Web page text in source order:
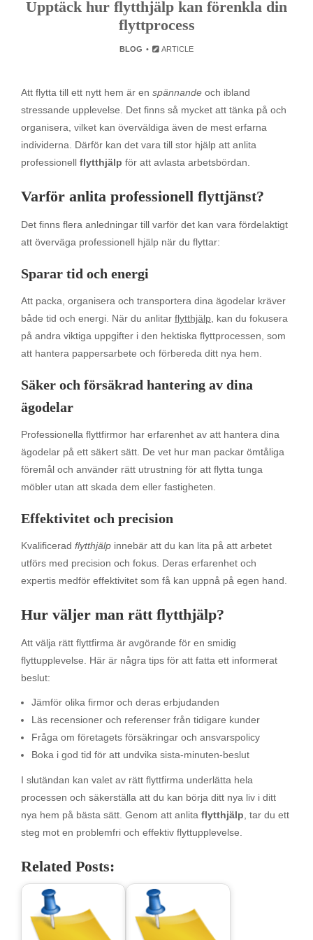
Upptäck hur flytthjälp kan förenkla din
flyttprocess
BLOG ARTICLE
Att flytta till ett nytt hem är en spännande och ibland
stressande upplevelse. Det finns så mycket att tänka på och
organisera, vilket kan överväldiga även de mest erfarna
individerna. Därför kan det vara till stor hjälp att anlita
professionell flytthjälp för att avlasta arbetsbördan.
Varför anlita professionell flyttjänst?
Det finns flera anledningar till varför det kan vara fördelaktigt
att överväga professionell hjälp när du flyttar:
Sparar tid och energi
Att packa, organisera och transportera dina ägodelar kräver
både tid och energi. När du anlitar flytthjälp , kan du fokusera
på andra viktiga uppgifter i den hektiska flyttprocessen, som
att hantera pappersarbete och förbereda ditt nya hem.
Säker och försäkrad hantering av dina
ägodelar
Professionella flyttfirmor har erfarenhet av att hantera dina
ägodelar på ett säkert sätt. De vet hur man packar ömtåliga
föremål och använder rätt utrustning för att flytta tunga
möbler utan att skada dem eller fastigheten.
Effektivitet och precision
Kvalificerad flytthjälp innebär att du kan lita på att arbetet
utförs med precision och fokus. Deras erfarenhet och
expertis medför effektivitet som få kan uppnå på egen hand.
Hur väljer man rätt flytthjälp?
Att välja rätt flyttfirma är avgörande för en smidig
flyttupplevelse. Här är några tips för att fatta ett informerat
beslut:
Jämför olika firmor och deras erbjudanden
Läs recensioner och referenser från tidigare kunder
Fråga om företagets försäkringar och ansvarspolicy
Boka i god tid för att undvika sista-minuten-beslut
I slutändan kan valet av rätt flyttfirma underlätta hela
processen och säkerställa att du kan börja ditt nya liv i ditt
nya hem på bästa sätt. Genom att anlita flytthjälp, tar du ett
steg mot en problemfri och effektiv flyttupplevelse.
Related Posts: